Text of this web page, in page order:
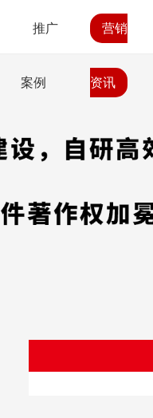
推广
案例
营销
资讯